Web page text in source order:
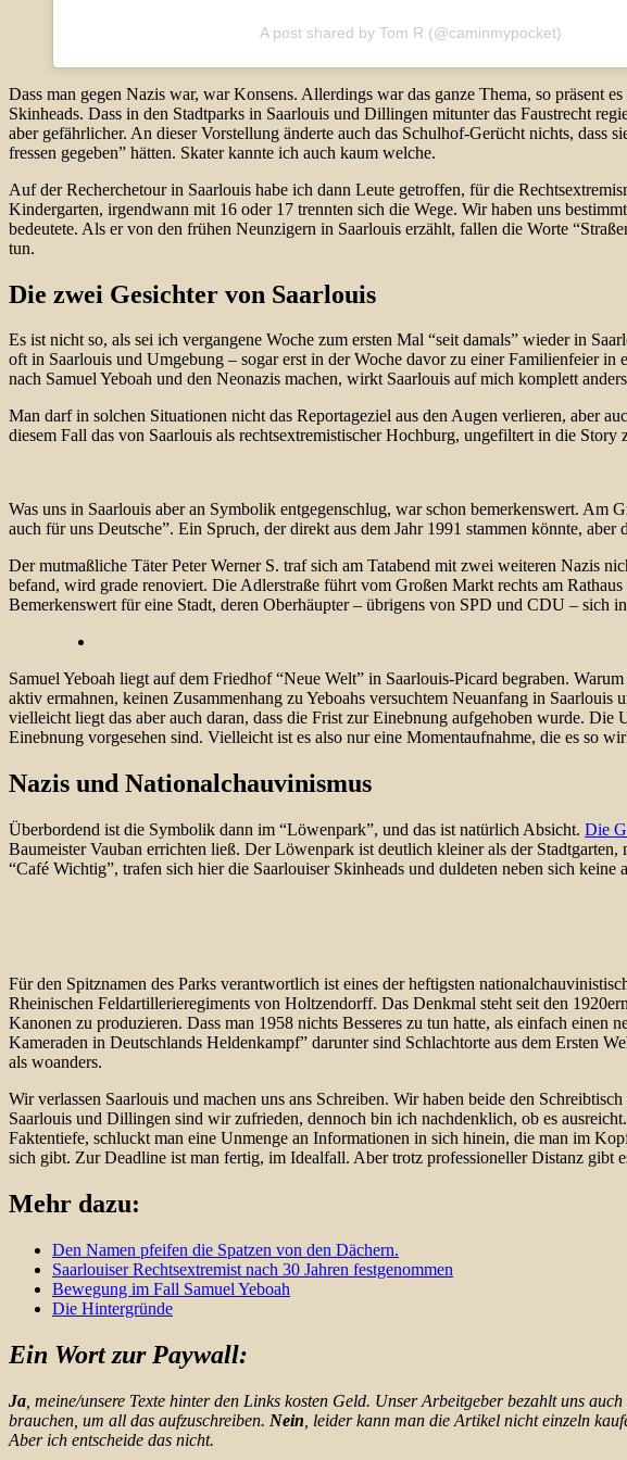
A post shared by Tom R (@caminmypocket)
Dass man gegen Nazis war, war Konsens. Allerdings war das ganze Thema, so präsent
Skinheads. Dass in den Stadtparks in Saarlouis und Dillingen mitunter das Faustrecht
aber gefährlicher. An dieser Vorstellung änderte auch das Schulhof-Gerücht nichts,
fressen gegeben” hätten. Skater kannte ich auch kaum welche.
Auf der Recherchetour in Saarlouis habe ich dann Leute getroffen, für die
Kindergarten, irgendwann mit 16 oder 17 trennten sich die Wege. Wir haben uns
bedeutete. Als er von den frühen Neunzigern in Saarlouis erzählt, fallen die Worte
tun.
Die zwei Gesichter von Saarlouis
Es ist nicht so, als sei ich vergangene Woche zum ersten Mal “seit damals” wieder in
oft in Saarlouis und Umgebung – sogar erst in der Woche davor zu einer Familienfeier
nach Samuel Yeboah und den Neonazis machen, wirkt Saarlouis auf mich komplett
Man darf in solchen Situationen nicht das Reportageziel aus den Augen verlieren, aber
diesem Fall das von Saarlouis als rechtsextremistischer Hochburg, ungefiltert in die
Was uns in Saarlouis aber an Symbolik entgegenschlug, war schon bemerkenswert.
auch für uns Deutsche”. Ein Spruch, der direkt aus dem Jahr 1991 stammen könnte, aber
Der mutmaßliche Täter Peter Werner S. traf sich am Tatabend mit zwei weiteren Nazis
befand, wird grade renoviert. Die Adlerstraße führt vom Großen Markt rechts am
Bemerkenswert für eine Stadt, deren Oberhäupter – übrigens von SPD und CDU – sich
Samuel Yeboah liegt auf dem Friedhof “Neue Welt” in Saarlouis-Picard begraben.
aktiv ermahnen, keinen Zusammenhang zu Yeboahs versuchtem Neuanfang in
vielleicht liegt das aber auch daran, dass die Frist zur Einebnung aufgehoben wurde.
Einebnung vorgesehen sind. Vielleicht ist es also nur eine Momentaufnahme, die es so
Nazis und Nationalchauvinismus
Überbordend ist die Symbolik dann im “Löwenpark”, und das ist natürlich Absicht. Die
Baumeister Vauban errichten ließ. Der Löwenpark ist deutlich kleiner als der
“Café Wichtig”, trafen sich hier die Saarlouiser Skinheads und duldeten neben sich
Für den Spitznamen des Parks verantwortlich ist eines der heftigsten
Rheinischen Feldartillerieregiments von Holtzendorff. Das Denkmal steht seit den
Kanonen zu produzieren. Dass man 1958 nichts Besseres zu tun hatte, als einfach
Kameraden in Deutschlands Heldenkampf” darunter sind Schlachtorte aus dem Ersten
als woanders.
Wir verlassen Saarlouis und machen uns ans Schreiben. Wir haben beide den
Saarlouis und Dillingen sind wir zufrieden, dennoch bin ich nachdenklich, ob es
Faktentiefe, schluckt man eine Unmenge an Informationen in sich hinein, die man im
sich gibt. Zur Deadline ist man fertig, im Idealfall. Aber trotz professioneller Distanz gibt
Mehr dazu:
Den Namen pfeifen die Spatzen von den Dächern.
Saarlouiser Rechtsextremist nach 30 Jahren festgenommen
Bewegung im Fall Samuel Yeboah
Die Hintergründe
Ein Wort zur Paywall:
Ja , meine/unsere Texte hinter den Links kosten Geld. Unser Arbeitgeber bezahlt uns
brauchen, um all das aufzuschreiben. Nein , leider kann man die Artikel nicht einzeln
Aber ich entscheide das nicht.